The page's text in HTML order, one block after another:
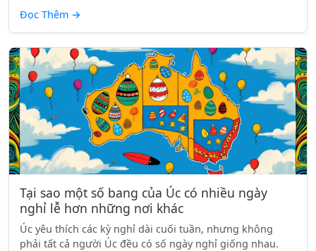
Đọc Thêm →
Tại sao một số bang của Úc có nhiều ngày
nghỉ lễ hơn những nơi khác
Úc yêu thích các kỳ nghỉ dài cuối tuần, nhưng không
phải tất cả người Úc đều có số ngày nghỉ giống nhau.